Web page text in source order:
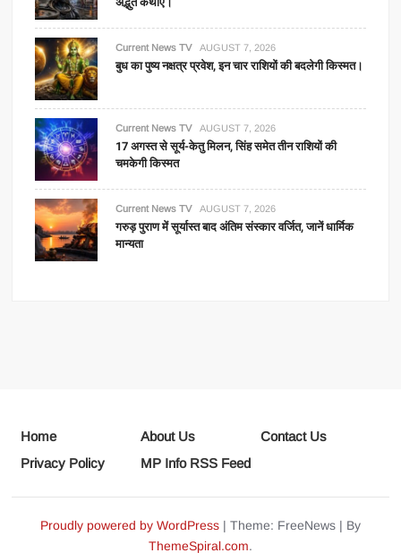
Current News TV AUGUST 7, 2026
बुध का पुष्य नक्षत्र प्रवेश, इन चार राशियों की बदलेगी किस्मत।
Current News TV AUGUST 7, 2026
17 अगस्त से सूर्य-केतु मिलन, सिंह समेत तीन राशियों की
चमकेगी किस्मत
Current News TV AUGUST 7, 2026
गरुड़ पुराण में सूर्यास्त बाद अंतिम संस्कार वर्जित, जानें धार्मिक
मान्यता
Home About Us
Contact Us
Privacy Policy
MP Info RSS Feed
Proudly powered by WordPress | Theme: FreeNews | By
ThemeSpiral.com.